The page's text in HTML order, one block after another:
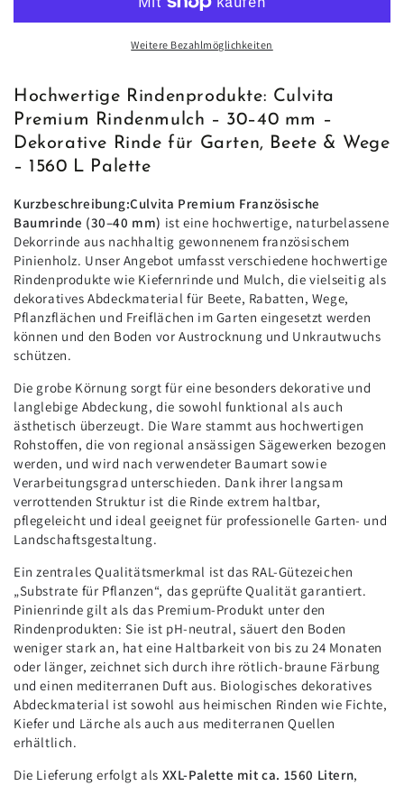
30–
mm
–
Dekorative
für
Garten,
Beete
&amp;
Wege
–
1560
L
Palette
Rindenmulch
30–
40
mm
–
Dekorative
für
Garten,
Beete
&amp;
Wege
–
1560
L
Weitere Bezahlmöglichkeiten
Hochwertige Rindenprodukte: Culvita
Premium Rindenmulch – 30–40 mm –
Dekorative Rinde für Garten, Beete & Wege
– 1560 L Palette
Kurzbeschreibung:Culvita Premium Französische
Baumrinde (30–40 mm) ist eine hochwertige, naturbelassene
Dekorrinde aus nachhaltig gewonnenem französischem
Pinienholz. Unser Angebot umfasst verschiedene hochwertige
Rindenprodukte wie Kiefernrinde und Mulch, die vielseitig als
dekoratives Abdeckmaterial für Beete, Rabatten, Wege,
Pflanzflächen und Freiflächen im Garten eingesetzt werden
können und den Boden vor Austrocknung und Unkrautwuchs
schützen.
Die grobe Körnung sorgt für eine besonders dekorative und
langlebige Abdeckung, die sowohl funktional als auch
ästhetisch überzeugt. Die Ware stammt aus hochwertigen
Rohstoffen, die von regional ansässigen Sägewerken bezogen
werden, und wird nach verwendeter Baumart sowie
Verarbeitungsgrad unterschieden. Dank ihrer langsam
verrottenden Struktur ist die Rinde extrem haltbar,
pflegeleicht und ideal geeignet für professionelle Garten- und
Landschaftsgestaltung.
Ein zentrales Qualitätsmerkmal ist das RAL-Gütezeichen
„Substrate für Pflanzen“, das geprüfte Qualität garantiert.
Pinienrinde gilt als das Premium-Produkt unter den
Rindenprodukten: Sie ist pH-neutral, säuert den Boden
weniger stark an, hat eine Haltbarkeit von bis zu 24 Monaten
oder länger, zeichnet sich durch ihre rötlich-braune Färbung
und einen mediterranen Duft aus. Biologisches dekoratives
Abdeckmaterial ist sowohl aus heimischen Rinden wie Fichte,
Kiefer und Lärche als auch aus mediterranen Quellen
erhältlich.
Die Lieferung erfolgt als XXL-Palette mit ca. 1560 Litern,